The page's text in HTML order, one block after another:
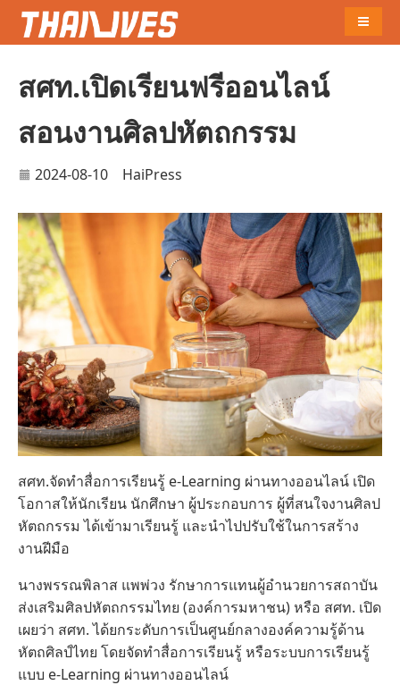
สศท.เปิดเรียนฟรีออนไลน์
สอนงานศิลปหัตถกรรม
2024-08-10 HaiPress
สศท.จัดทำสื่อการเรียนรู้ e-Learning ผ่านทางออนไลน์ เปิด
โอกาสให้นักเรียน นักศึกษา ผู้ประกอบการ ผู้ที่สนใจงานศิลป
หัตถกรรม ได้เข้ามาเรียนรู้ และนำไปปรับใช้ในการสร้าง
งานฝีมือ
นางพรรณพิลาส แพพ่วง รักษาการแทนผู้อำนวยการสถาบัน
ส่งเสริมศิลปหัตถกรรมไทย (องค์การมหาชน) หรือ สศท. เปิด
เผยว่า สศท. ได้ยกระดับการเป็นศูนย์กลางองค์ความรู้ด้าน
หัตถศิลป์ไทย โดยจัดทำสื่อการเรียนรู้ หรือระบบการเรียนรู้
แบบ e-Learning ผ่านทางออนไลน์